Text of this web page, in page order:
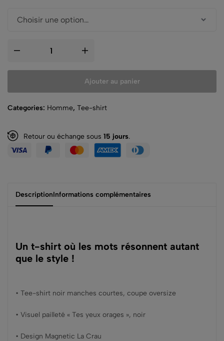
Ajouter au panier
Categories: Homme, Tee-shirt
Retour ou échange sous 15 jours.
DescriptionInformations complémentaires
Un t-shirt où les mots résonnent autant
que le style !
• Tee-shirt noir manches courtes, coupe oversize
• Visuel pailleté « Tes yeux orages », noir
• Design Magnetic La Crau